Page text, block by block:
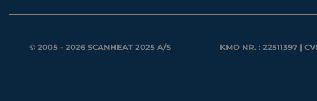
© 2005 - 2026 SCANHEAT 2025 A/S KMO NR. : 22511397 |